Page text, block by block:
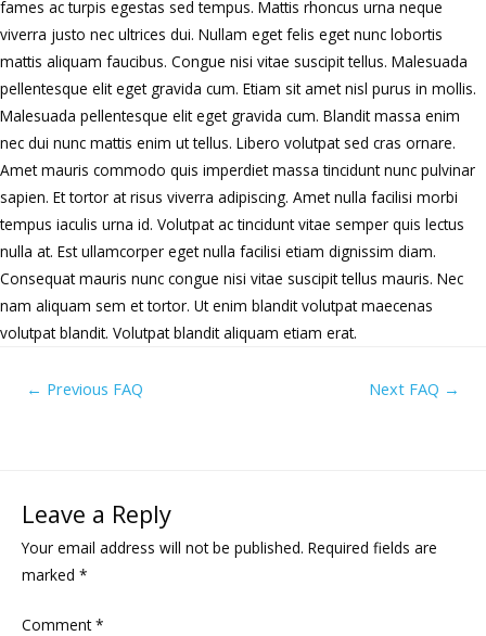
fames ac turpis egestas sed tempus. Mattis rhoncus urna neque
viverra justo nec ultrices dui. Nullam eget felis eget nunc lobortis
mattis aliquam faucibus. Congue nisi vitae suscipit tellus. Malesuada
pellentesque elit eget gravida cum. Etiam sit amet nisl purus in mollis.
Malesuada pellentesque elit eget gravida cum. Blandit massa enim
nec dui nunc mattis enim ut tellus. Libero volutpat sed cras ornare.
Amet mauris commodo quis imperdiet massa tincidunt nunc pulvinar
sapien. Et tortor at risus viverra adipiscing. Amet nulla facilisi morbi
tempus iaculis urna id. Volutpat ac tincidunt vitae semper quis lectus
nulla at. Est ullamcorper eget nulla facilisi etiam dignissim diam.
Consequat mauris nunc congue nisi vitae suscipit tellus mauris. Nec
nam aliquam sem et tortor. Ut enim blandit volutpat maecenas
volutpat blandit. Volutpat blandit aliquam etiam erat.
← Previous FAQ Next FAQ →
Leave a Reply
Your email address will not be published. Required fields are
marked *
Comment*